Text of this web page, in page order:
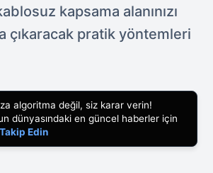
kapsama alanınızı
çıkaracak pratik yöntemleri
algoritma değil, siz karar verin!
dünyasındaki en güncel haberler için
Edin